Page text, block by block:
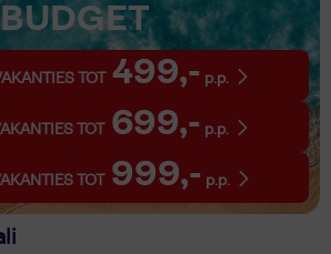
TOT 499,- p.p.
TOT 699,- p.p.
TOT 999,- p.p.